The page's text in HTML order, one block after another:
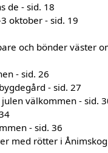
de - sid. 18
oktober - sid. 19
och bönder väster
- sid. 26
- sid. 27
välkommen - sid.
- sid. 36
med rötter i